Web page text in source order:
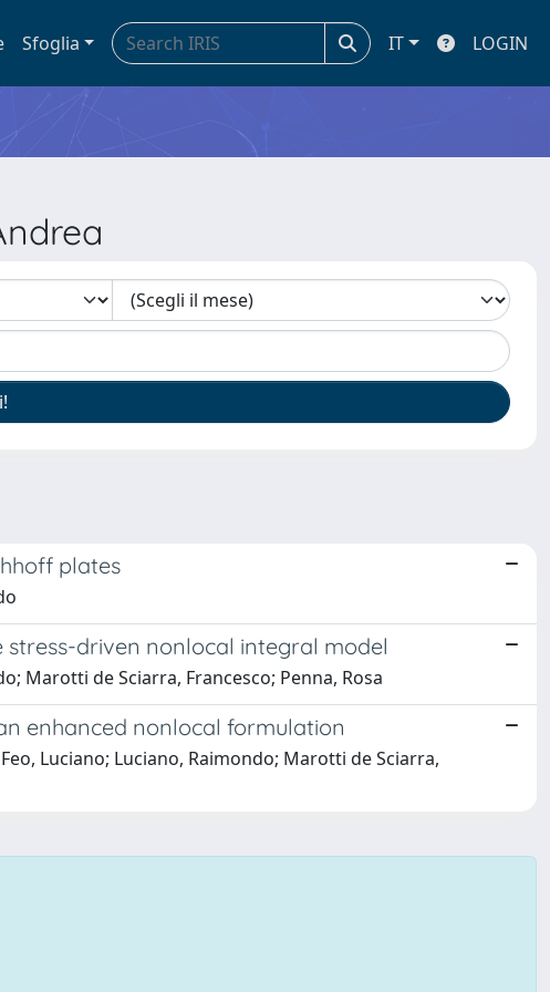
Sfoglia IT LOGIN
plates
driven nonlocal integral model
Marotti de Sciarra, Francesco; Penna, Rosa
enhanced nonlocal formulation
Luciano; Luciano, Raimondo; Marotti de Sciarra,